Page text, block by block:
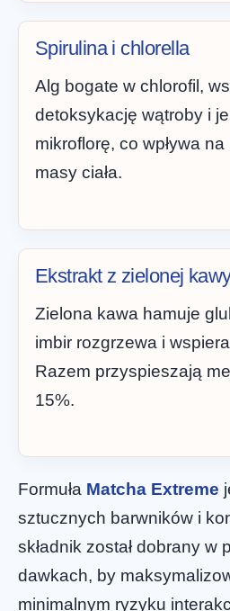
Spirulina i chlorella
Alg bogate w chlorofil,
detoksykację wątroby i
mikroflorę, co wpływa
masy ciała.
Ekstrakt z zielonej
Zielona kawa hamuje
imbir rozgrzewa i
Razem przyspieszają
15%.
Formuła Matcha Extreme
sztucznych barwników i
składnik został dobrany w
dawkach, by
minimalnym ryzyku